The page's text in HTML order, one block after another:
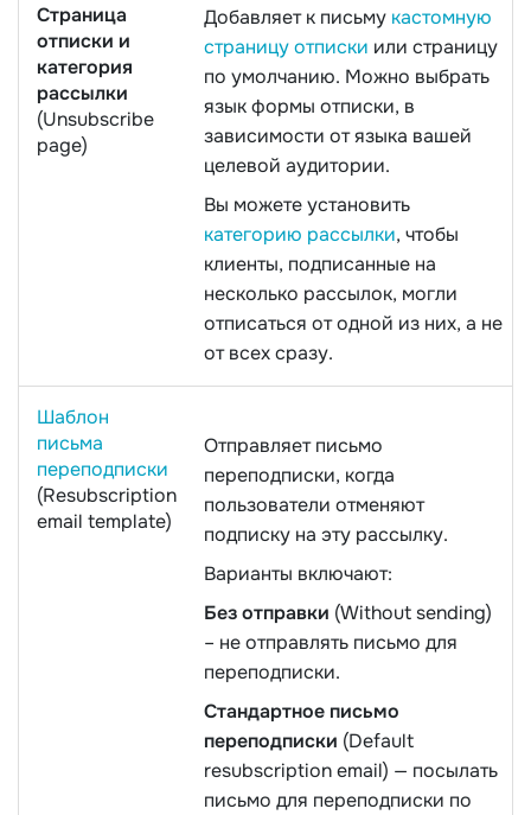
Страница
отписки и
категория
рассылки
(Unsubscribe
page)
Добавляет к письму кастомную
страницу отписки или страницу
по умолчанию. Можно выбрать
язык формы отписки, в
зависимости от языка вашей
целевой аудитории.
Вы можете установить
категорию рассылки, чтобы
клиенты, подписанные на
несколько рассылок, могли
отписаться от одной из них, а не
от всех сразу.
Шаблон
письма
переподписки
(Resubscription
email template)
Отправляет письмо
переподписки, когда
пользователи отменяют
подписку на эту рассылку.
Варианты включают:
Без отправки (Without sending)
– не отправлять письмо для
переподписки.
Стандартное письмо
переподписки (Default
resubscription email) — посылать
письмо для переподписки по